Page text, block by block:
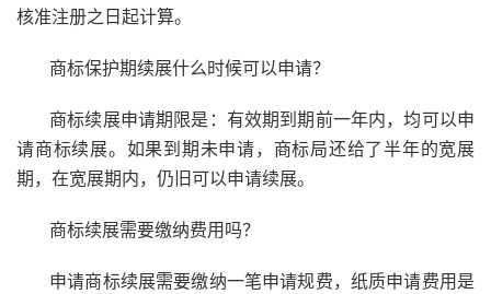
核准注册之日起计算。
商标保护期续展什么时候可以申请？
商标续展申请期限是：有效期到期前一年内，均可以申
请商标续展。如果到期未申请，商标局还给了半年的宽展
期，在宽展期内，仍旧可以申请续展。
商标续展需要缴纳费用吗？
申请商标续展需要缴纳一笔申请规费，纸质申请费用是